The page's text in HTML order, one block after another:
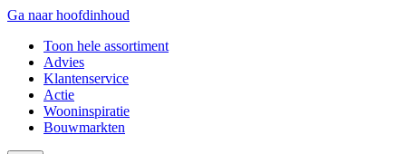
Ga naar hoofdinhoud
Toon hele assortiment
Advies
Klantenservice
Actie
Wooninspiratie
Bouwmarkten